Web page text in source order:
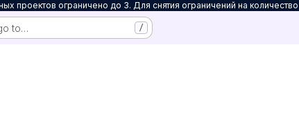
проектов ограничено до 3. Для снятия ограничений на
to… /